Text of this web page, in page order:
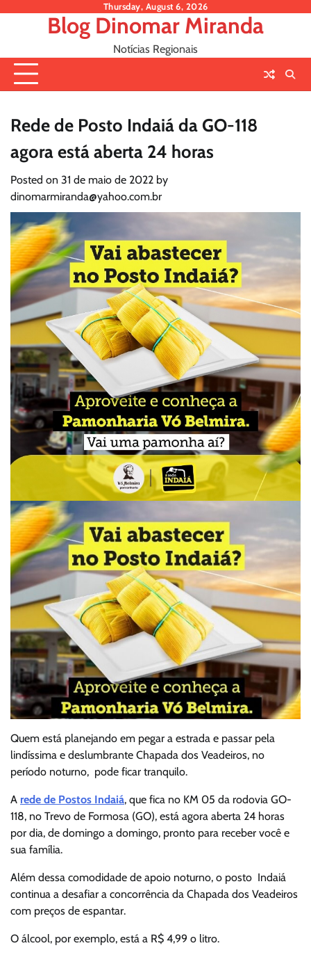
Thursday, August 6, 2026
Blog Dinomar Miranda
Notícias Regionais
Rede de Posto Indaiá da GO-118
agora está aberta 24 horas
Posted on 31 de maio de 2022 by
dinomarmiranda@yahoo.com.br
Quem está planejando em pegar a estrada e passar pela
lindíssima e deslumbrante Chapada dos Veadeiros, no
período noturno, pode ficar tranquilo.
A rede de Postos Indaiá, que fica no KM 05 da rodovia GO-
118, no Trevo de Formosa (GO), está agora aberta 24 horas
por dia, de domingo a domingo, pronto para receber você e
sua família.
Além dessa comodidade de apoio noturno, o posto Indaiá
continua a desafiar a concorrência da Chapada dos Veadeiros
com preços de espantar.
O álcool, por exemplo, está a R$ 4,99 o litro.